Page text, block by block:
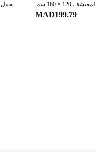
Vikama-كرسي دوار دائري مانع للإنزلاق للألعاب ، حصيرة كمبيوتر مكتبي ، دراسة قذرة ، كرسي تحت السجادة ، مخمل كريستالي ، فاخر
MAD199.79